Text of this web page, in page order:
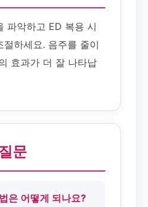
파악하고 ED 복용 시
하세요. 음주를 줄이
효과가 더 잘 나타납
문
은 어떻게 되나요?